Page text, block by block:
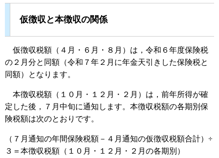
仮徴収と本徴収の関係
仮徴収税額（４月・６月・８月）は，令和６年度保険税
の２月分と同額（令和７年２月に年金天引きした保険税と
同額）となります。
本徴収税額（１０月・１２月・２月）は，前年所得が確
定した後，７月中旬に通知します。本徴収税額の各期別保
険税額は次のとおりです。
（７月通知の年間保険税額－４月通知の仮徴収税額合計）÷
３＝本徴収税額（１０月・１２月・２月の各期別）